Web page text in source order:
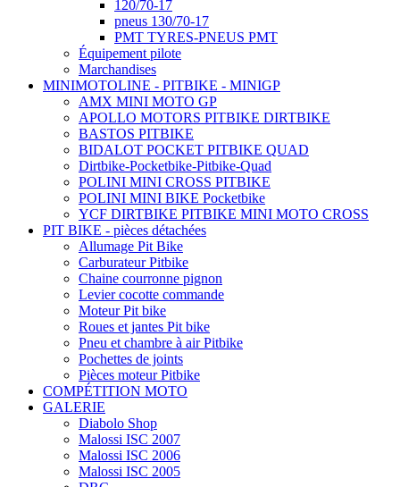
120/70-17
pneus 130/70-17
PMT TYRES-PNEUS PMT
Équipement pilote
Marchandises
MINIMOTOLINE - PITBIKE - MINIGP
AMX MINI MOTO GP
APOLLO MOTORS PITBIKE DIRTBIKE
BASTOS PITBIKE
BIDALOT POCKET PITBIKE QUAD
Dirtbike-Pocketbike-Pitbike-Quad
POLINI MINI CROSS PITBIKE
POLINI MINI BIKE Pocketbike
YCF DIRTBIKE PITBIKE MINI MOTO CROSS
PIT BIKE - pièces détachées
Allumage Pit Bike
Carburateur Pitbike
Chaine courronne pignon
Levier cocotte commande
Moteur Pit bike
Roues et jantes Pit bike
Pneu et chambre à air Pitbike
Pochettes de joints
Pièces moteur Pitbike
COMPÉTITION MOTO
GALERIE
Diabolo Shop
Malossi ISC 2007
Malossi ISC 2006
Malossi ISC 2005